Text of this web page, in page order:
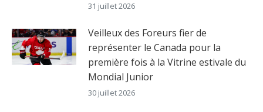
31 juillet 2026
Veilleux des Foreurs fier de
représenter le Canada pour la
première fois à la Vitrine estivale du
Mondial Junior
30 juillet 2026